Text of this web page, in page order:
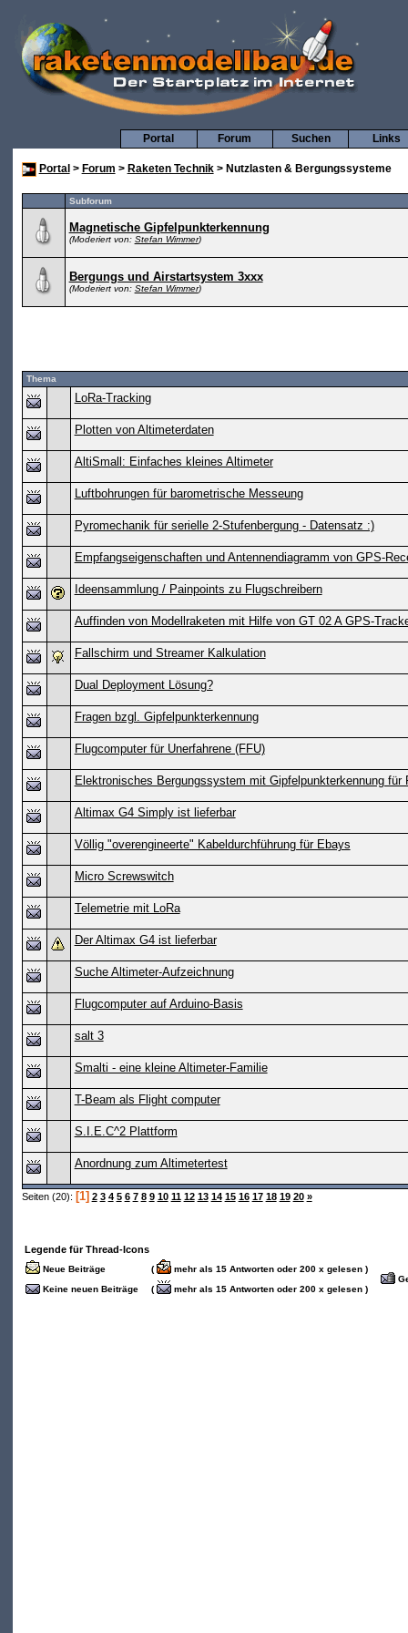
Links
Suchen
Forum
Portal
Portal > Forum > Raketen Technik> Nutzlasten & Bergungssysteme
Subforum
Magnetische Gipfelpunkterkennung
(Moderiert von: Stefan Wimmer)
Bergungs und Airstartsystem 3xxx
(Moderiert von: Stefan Wimmer)
Thema
LoRa-Tracking
Plotten von Altimeterdaten
AltiSmall: Einfaches kleines Altimeter
Luftbohrungen für barometrische Messeung
Pyromechanik für serielle 2-Stufenbergung - Datensatz :)
Empfangseigenschaften und Antennendiagramm von GPS-
Ideensammlung / Painpoints zu Flugschreibern
Auffinden von Modellraketen mit Hilfe von GT 02 A GPS-
Fallschirm und Streamer Kalkulation
Dual Deployment Lösung?
Fragen bzgl. Gipfelpunkterkennung
Flugcomputer für Unerfahrene (FFU)
Elektronisches Bergungssystem mit Gipfelpunkterkennung für
Altimax G4 Simply ist lieferbar
Völlig "overengineerte" Kabeldurchführung für Ebays
Micro Screwswitch
Telemetrie mit LoRa
Der Altimax G4 ist lieferbar
Suche Altimeter-Aufzeichnung
Flugcomputer auf Arduino-Basis
salt 3
Smalti - eine kleine Altimeter-Familie
T-Beam als Flight computer
S.I.E.C^2 Plattform
Anordnung zum Altimetertest
Seiten (20): [1] 2 3 4 5 6 7 8 9 10 11 12 13 14 15 16 17 18 19 20 »
Legende für Thread-Icons
Neue Beiträge (
mehr als 15 Antworten oder 200 x gelesen )
Keine neuen Beiträge
( mehr als 15 Antworten oder 200 x gelesen )